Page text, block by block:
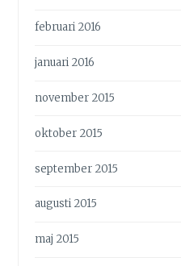
februari 2016
januari 2016
november 2015
oktober 2015
september 2015
augusti 2015
maj 2015